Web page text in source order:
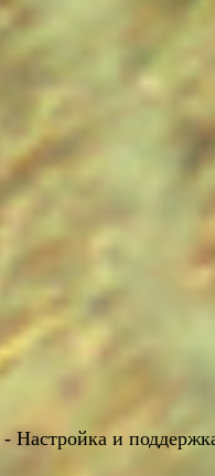
- Настройка и